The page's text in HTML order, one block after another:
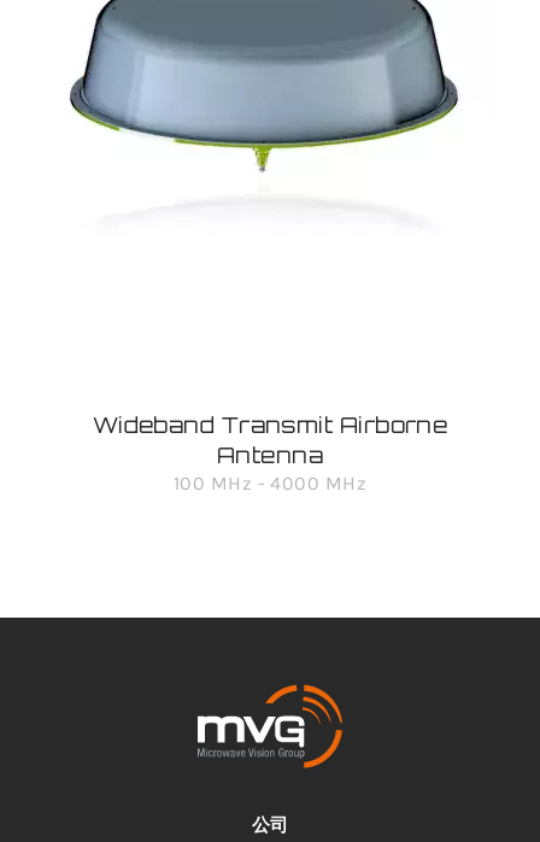
Wideband Transmit Airborne
Antenna
100 MHz - 4000 MHz
公司